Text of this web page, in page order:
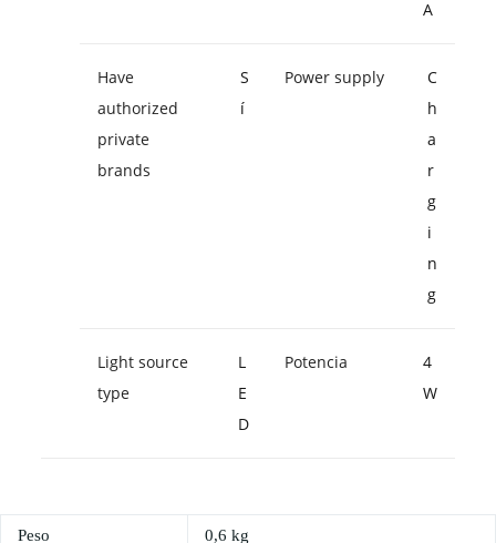
A
Have
authorized
private
brands
S
í
Power supply
C
h
a
r
g
i
n
g
Light source
type
L
E
D
Potencia
4
W
Peso 0,6 kg